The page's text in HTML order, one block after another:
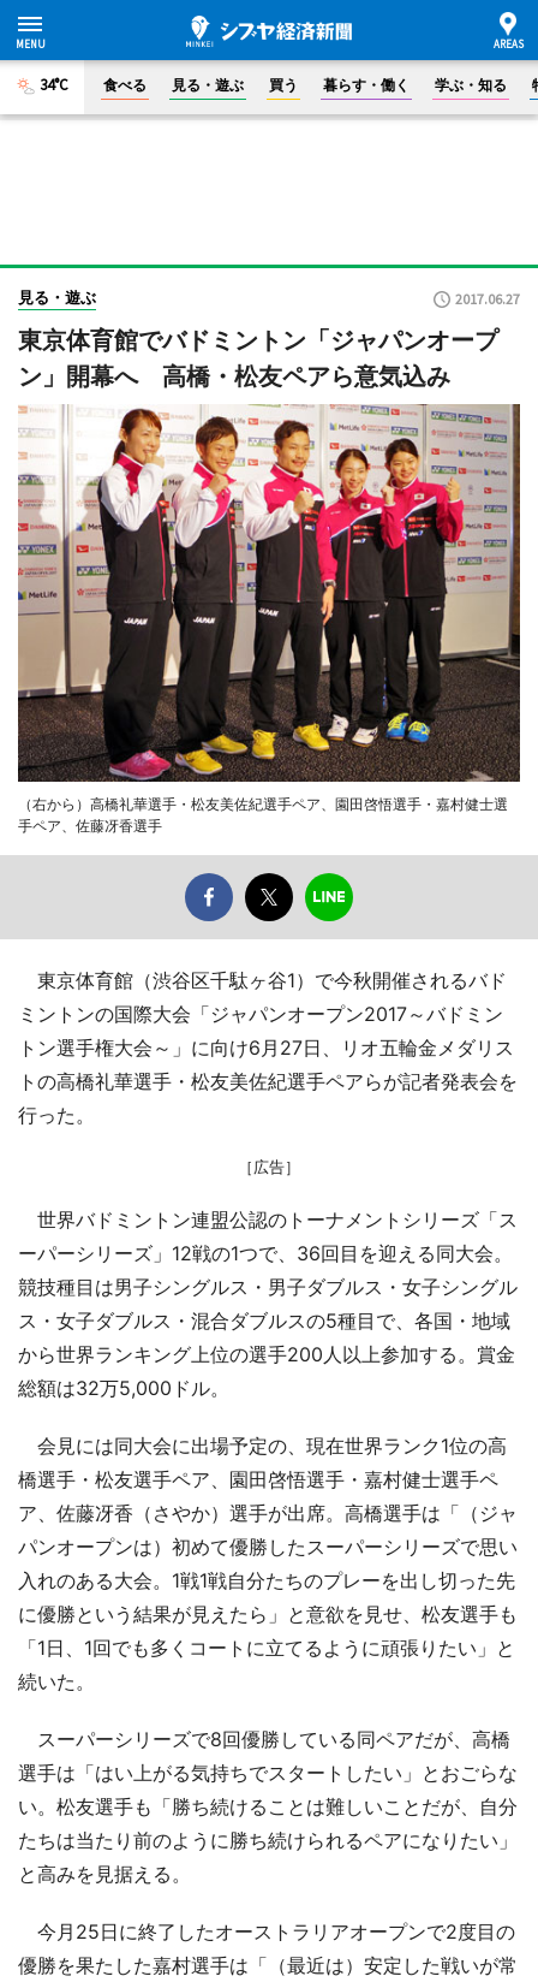
34°C 食べる 見る・遊ぶ 買う 暮らす・働く 学ぶ・知る
見る・遊ぶ 2017.06.27
東京体育館でバドミントン「ジャパンオープ
ン」開幕へ 高橋・松友ペアら意気込み
（右から）高橋礼華選手・松友美佐紀選手ペア、園田啓悟選手・嘉村健士選
手ペア、佐藤冴香選手
東京体育館（渋谷区千駄ヶ谷1）で今秋開催されるバド
ミントンの国際大会「ジャパンオープン2017～バドミン
トン選手権大会～」に向け6月27日、リオ五輪金メダリス
トの高橋礼華選手・松友美佐紀選手ペアらが記者発表会を
行った。
［広告］
世界バドミントン連盟公認のトーナメントシリーズ「ス
ーパーシリーズ」12戦の1つで、36回目を迎える同大会。
競技種目は男子シングルス・男子ダブルス・女子シングル
ス・女子ダブルス・混合ダブルスの5種目で、各国・地域
から世界ランキング上位の選手200人以上参加する。賞金
総額は32万5,000ドル。
会見には同大会に出場予定の、現在世界ランク1位の高
橋選手・松友選手ペア、園田啓悟選手・嘉村健士選手ペ
ア、佐藤冴香（さやか）選手が出席。高橋選手は「（ジャ
パンオープンは）初めて優勝したスーパーシリーズで思い
入れのある大会。1戦1戦自分たちのプレーを出し切った先
に優勝という結果が見えたら」と意欲を見せ、松友選手も
「1日、1回でも多くコートに立てるように頑張りたい」と
続いた。
スーパーシリーズで8回優勝している同ペアだが、高橋
選手は「はい上がる気持ちでスタートしたい」とおごらな
い。松友選手も「勝ち続けることは難しいことだが、自分
たちは当たり前のように勝ち続けられるペアになりたい」
と高みを見据える。
今月25日に終了したオーストラリアオープンで2度目の
優勝を果たした嘉村選手は「（最近は）安定した戦いが常